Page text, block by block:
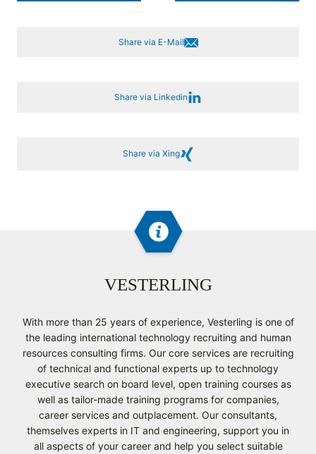
Share via E-Mail
Share via Linkedin
Share via Xing
VESTERLING
With more than 25 years of experience, Vesterling is one of
the leading international technology recruiting and human
resources consulting firms. Our core services are recruiting
of technical and functional experts up to technology
executive search on board level, open training courses as
well as tailor-made training programs for companies,
career services and outplacement. Our consultants,
themselves experts in IT and engineering, support you in
all aspects of your career and help you select suitable